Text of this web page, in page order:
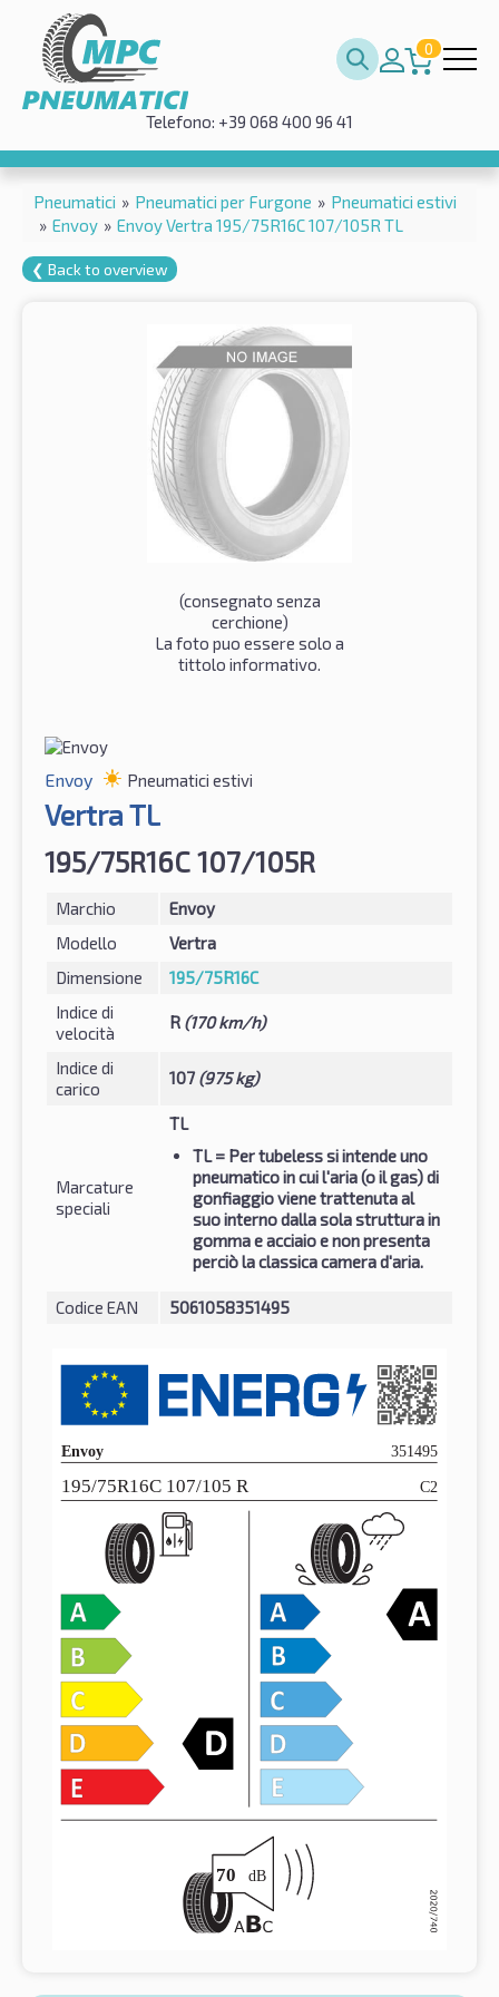
0
Telefono: +39 068 400 96 41
Pneumatici » Pneumatici per Furgone » Pneumatici estivi
» Envoy » Envoy Vertra 195/75R16C 107/105R TL
❮ Back to overview
(consegnato senza
cerchione)
La foto puo essere solo a
tittolo informativo.
Envoy Pneumatici estivi
Vertra TL
195/75R16C 107/105R
Marchio
Envoy
Modello
Vertra
Dimensione
195/75R16C
Indice di
velocità
R (170 km/h)
Indice di
carico
107 (975 kg)
Marcature
speciali
TL
TL= Per tubeless si intende uno
pneumatico in cui l'aria (o il gas) di
gonfiaggio viene trattenuta al
suo interno dalla sola struttura in
gomma e acciaio e non presenta
perciò la classica camera d'aria.
Codice EAN 5061058351495